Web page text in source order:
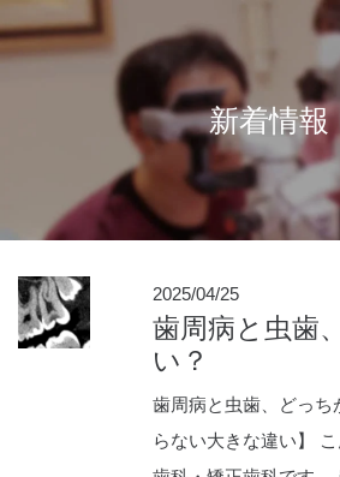
新着情報
2025/04/25
歯周病と虫歯
い？
歯周病と虫歯、どっち
らない大きな違い】